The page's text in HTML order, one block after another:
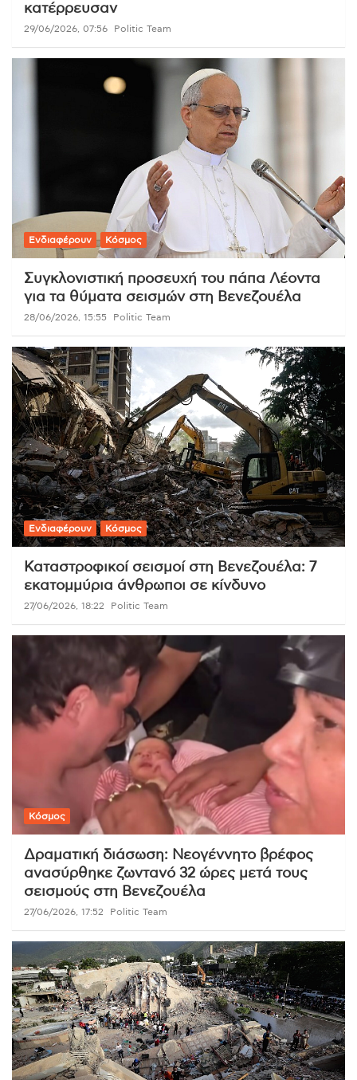
κατέρρευσαν
29/06/2026, 07:56 Politic Team
Ενδιαφέρουν Κόσμος
Συγκλονιστική προσευχή του πάπα Λέοντα
για τα θύματα σεισμών στη Βενεζουέλα
28/06/2026, 15:55 Politic Team
Ενδιαφέρουν Κόσμος
Καταστροφικοί σεισμοί στη Βενεζουέλα: 7
εκατομμύρια άνθρωποι σε κίνδυνο
27/06/2026, 18:22 Politic Team
Κόσμος
Δραματική διάσωση: Νεογέννητο βρέφος
ανασύρθηκε ζωντανό 32 ώρες μετά τους
σεισμούς στη Βενεζουέλα
27/06/2026, 17:52 Politic Team